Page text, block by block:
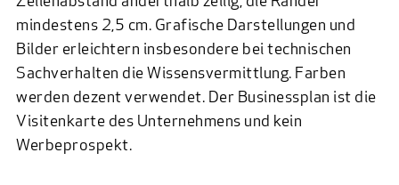
mindestens 2,5 cm. Grafische Darstellungen und
Bilder erleichtern insbesondere bei technischen
Sachverhalten die Wissensvermittlung. Farben
werden dezent verwendet. Der Businessplan ist die
Visitenkarte des Unternehmens und kein
Werbeprospekt.